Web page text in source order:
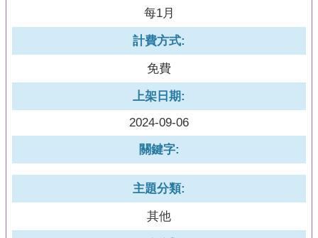
每1月
計費方式:
免費
上架日期:
2024-09-06
關鍵字:
主題分類:
其他